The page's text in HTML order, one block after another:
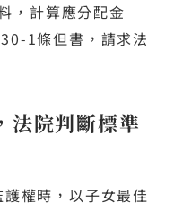
，計算應分配金
1條但書，請求法
法院判斷標準
護權時，以子女最佳